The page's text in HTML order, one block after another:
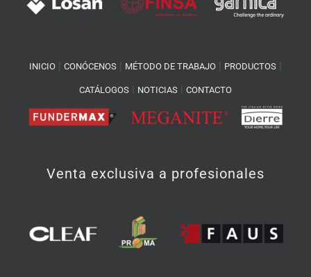
INICIO | CONÓCENOS | MÉTODO DE TRABAJO | PRODUCTOS |
CATÁLOGOS | NOTICIAS | CONTACTO
Venta exclusiva a profesionales